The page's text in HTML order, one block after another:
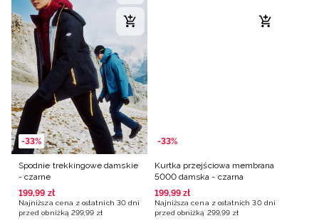
-33%
Spodnie trekkingowe damskie
- czarne
199,99 zł
Najniższa cena z ostatnich 30 dni
przed obniżką 299,99 zł
-33%
Kurtka przejściowa membrana
5000 damska - czarna
199,99 zł
Najniższa cena z ostatnich 30 dni
przed obniżką 299,99 zł